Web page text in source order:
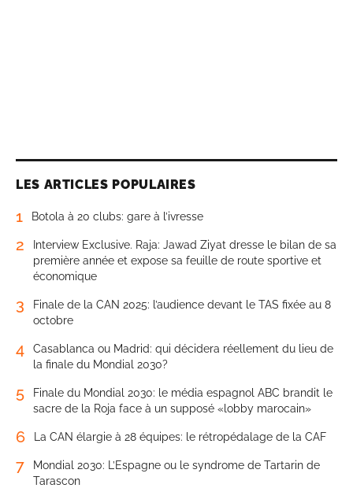
LES ARTICLES POPULAIRES
1 Botola à 20 clubs: gare à l’ivresse
2
Interview Exclusive. Raja: Jawad Ziyat dresse le bilan de sa
première année et expose sa feuille de route sportive et
économique
3
Finale de la CAN 2025: l’audience devant le TAS fixée au 8
octobre
4
Casablanca ou Madrid: qui décidera réellement du lieu de
la finale du Mondial 2030?
5
Finale du Mondial 2030: le média espagnol ABC brandit le
sacre de la Roja face à un supposé «lobby marocain»
6 La CAN élargie à 28 équipes: le rétropédalage de la CAF
7
Mondial 2030: L’Espagne ou le syndrome de Tartarin de
Tarascon